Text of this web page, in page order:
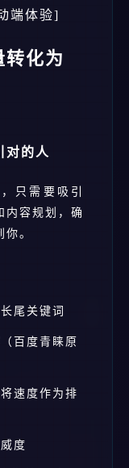
端体验]
化为
对的人
只需要吸引
内容规划，确
。
尾关键词
百度青睐原
速度作为排
度